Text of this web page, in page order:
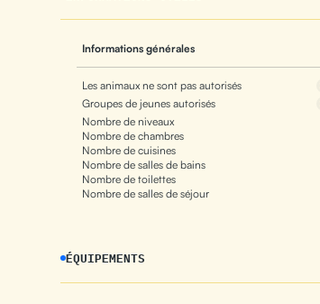
Informations générales
Les animaux ne sont pas autorisés
Groupes de jeunes autorisés
Nombre de niveaux
Nombre de chambres
Nombre de cuisines
Nombre de salles de bains
Nombre de toilettes
Nombre de salles de séjour
ÉQUIPEMENTS